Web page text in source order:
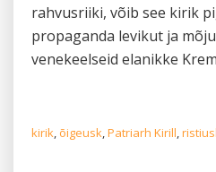
rahvusriiki, võib see kirik
propaganda levikut ja
venekeelseid elanikke
kirik, õigeusk,Patriarh Kirill,